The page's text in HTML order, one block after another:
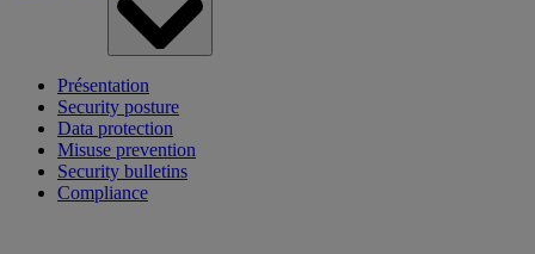
Présentation
Security posture
Data protection
Misuse prevention
Security bulletins
Compliance